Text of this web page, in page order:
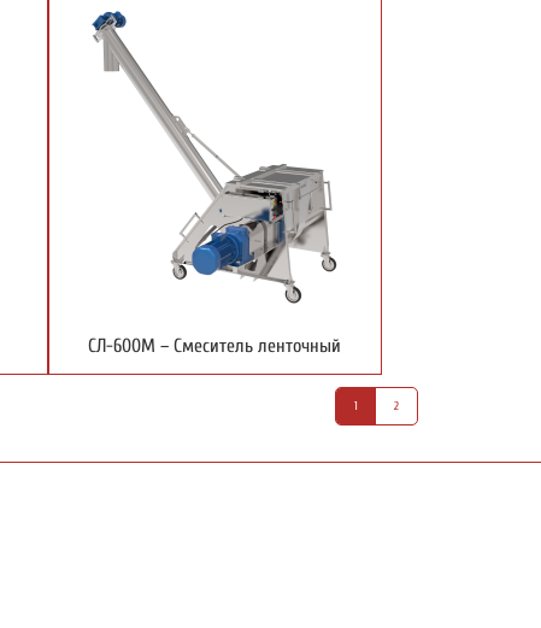
СЛ-600М – Смеситель ленточный
1 2